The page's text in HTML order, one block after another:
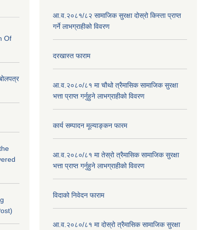
Of
आ.व.२०८१/८२ सामाजिक सुरक्षा दोस्रो किस्ता प्राप्त
गर्ने लाभग्राहीको विवरण
दरखास्त फाराम
आ.व.२०८०/८१ मा चौथो त्रैमासिक सामाजिक सुरक्षा
भत्ता प्राप्त गर्नुहुने लाभग्राहीको विवरण
कार्य सम्पादन मूल्याङ्कन फारम
आ.व.२०८०/८१ मा तेस्रो त्रैमासिक सामाजिक सुरक्षा
भत्ता प्राप्त गर्नुहुने लाभग्राहीको विवरण
विदाको निवेदन फाराम
आ.व.२०८०/८१ मा दोस्रो त्रैमासिक सामाजिक सुरक्षा